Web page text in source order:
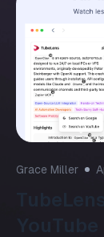
Grace Miller
YouTube